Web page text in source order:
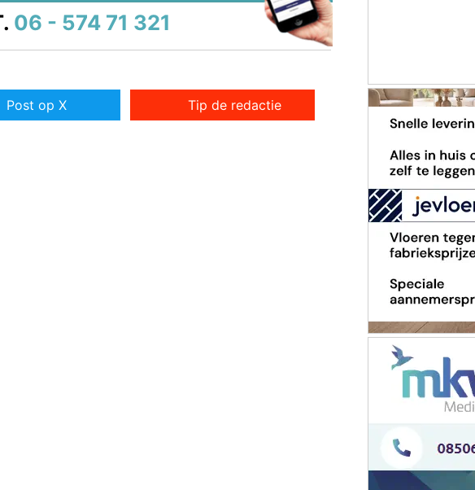
06 - 574 71 321
Post op X Tip de redactie